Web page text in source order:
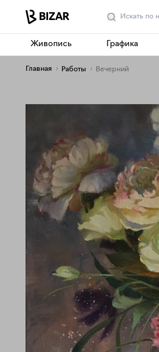
Живопись Графика
Главная Работы Вечерний